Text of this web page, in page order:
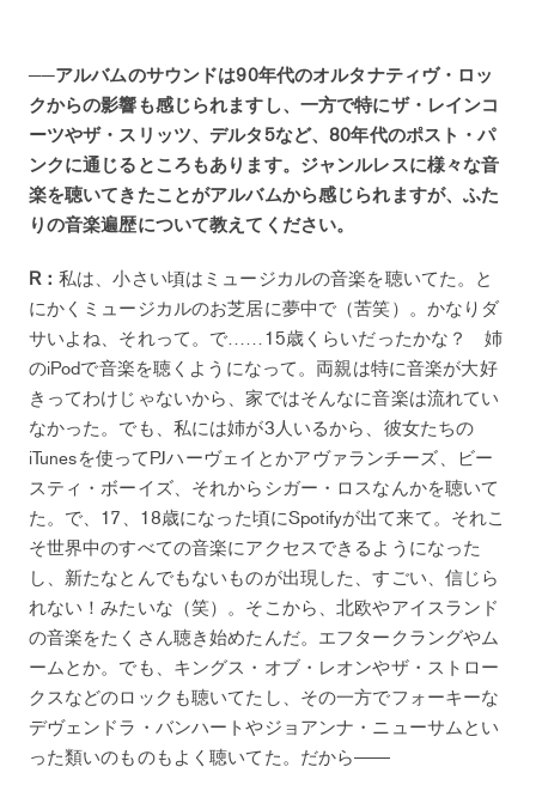
──アルバムのサウンドは90年代のオルタナティヴ・ロッ
クからの影響も感じられますし、一方で特にザ・レインコ
ーツやザ・スリッツ、デルタ5など、80年代のポスト・パ
ンクに通じるところもあります。ジャンルレスに様々な音
楽を聴いてきたことがアルバムから感じられますが、ふた
りの音楽遍歴について教えてください。
R：私は、小さい頃はミュージカルの音楽を聴いてた。と
にかくミュージカルのお芝居に夢中で（苦笑）。かなりダ
サいよね、それって。で……15歳くらいだったかな？ 姉
のiPodで音楽を聴くようになって。両親は特に音楽が大好
きってわけじゃないから、家ではそんなに音楽は流れてい
なかった。でも、私には姉が3人いるから、彼女たちの
iTunesを使ってPJハーヴェイとかアヴァランチーズ、ビー
スティ・ボーイズ、それからシガー・ロスなんかを聴いて
た。で、17、18歳になった頃にSpotifyが出て来て。それこ
そ世界中のすべての音楽にアクセスできるようになった
し、新たなとんでもないものが出現した、すごい、信じら
れない！みたいな（笑）。そこから、北欧やアイスランド
の音楽をたくさん聴き始めたんだ。エフタークラングやム
ームとか。でも、キングス・オブ・レオンやザ・ストロー
クスなどのロックも聴いてたし、その一方でフォーキーな
デヴェンドラ・バンハートやジョアンナ・ニューサムとい
った類いのものもよく聴いてた。だから――